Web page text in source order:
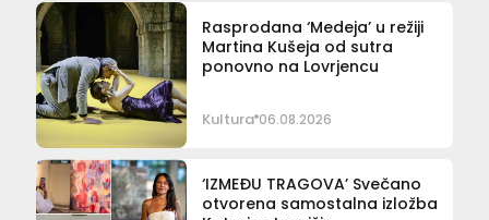
Rasprodana ‘Medeja’ u režiji
Martina Kušeja od sutra
ponovno na Lovrjencu
Kultura 06.08.2026
‘IZMEĐU TRAGOVA’ Svečano
otvorena samostalna izložba